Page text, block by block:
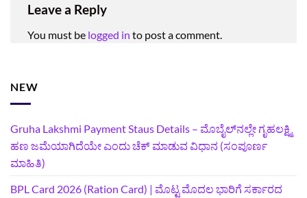
Leave a Reply
You must be logged in to post a comment.
NEW
Gruha Lakshmi Payment Staus Details – ಮೊಬೈಲ್‌ನಲ್ಲೇ ಗೃಹಲಕ್ಷ್ಮಿ
ಹಣ ಜಮೆಯಾಗಿದೆಯೇ ಎಂದು ಚೆಕ್ ಮಾಡುವ ವಿಧಾನ (ಸಂಪೂರ್ಣ
ಮಾಹಿತಿ)
BPL Card 2026 (Ration Card) | ಮೊಟ್ಟ ಮೊದಲ ಭಾರಿಗೆ ಸರ್ಕಾರದ